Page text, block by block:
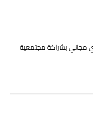
مجاني بشراكة مجتمعية